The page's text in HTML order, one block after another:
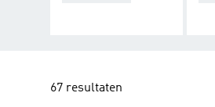
67 resultaten